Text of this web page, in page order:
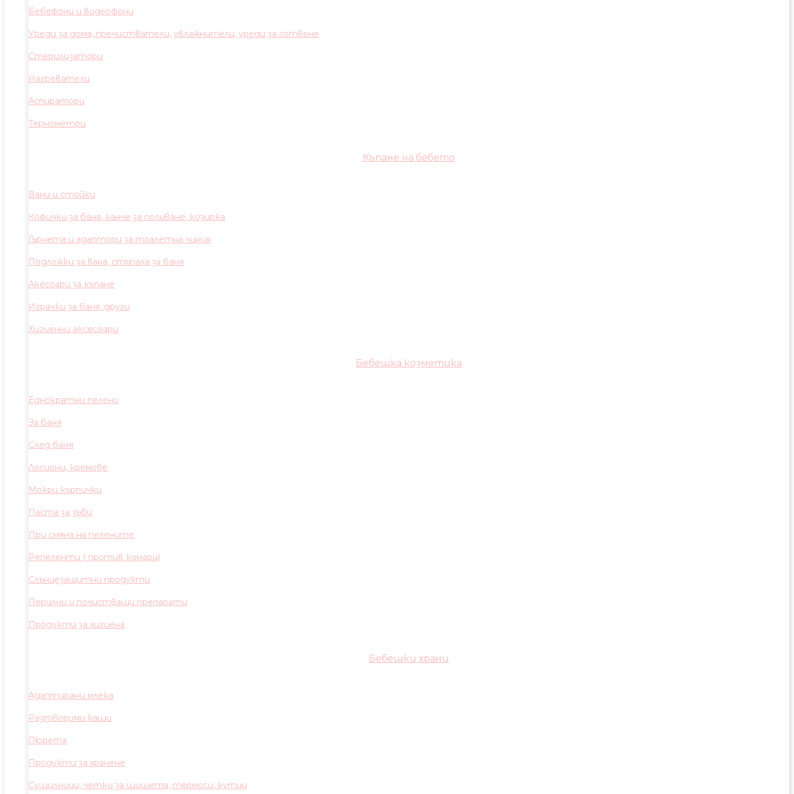
Бебефони и видеофони
Уреди за дома, пречистватели, увлажнители, уреди за готвене
Стерилизатори
Нагреватели
Аспиратори
Термометри
Къпане на бебето
Вани и стойки
Кофички за баня, канче за поливане, козирка
Гърнета и адаптори за тоалетна чиния
Подложки за вана, стъпала за баня
Акесоари за къпане
Играчки за баня, други
Хигиенни аксесоари
Бебешка козметика
Еднократни пелени
За баня
След баня
Лосиони, кремове
Мокри кърпички
Паста за зъби
При смяна на пелените
Репеленти ( против комари)
Слънцезащитни продукти
Перилни и почистващи препарати
Продукти за хигиена
Бебешки храни
Адаптирани млека
Разтворими каши
Пюрета
Продукти за хранене
Сушилници, четки за шишета, термоси, кутии